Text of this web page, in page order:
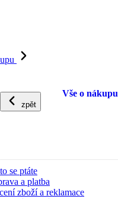
zpět
Vše o nákupu
se ptáte
a platba
zboží a reklamace